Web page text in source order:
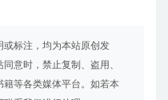
或标注，均为本站原创发
意时，禁止复制、盗用、
籍等各类媒体平台。如若本